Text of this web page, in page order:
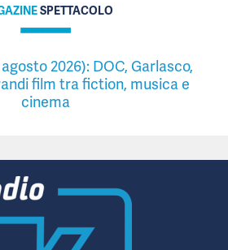
SPETTACOLO
2026): DOC, Garlasco,
film tra fiction, musica e
cinema